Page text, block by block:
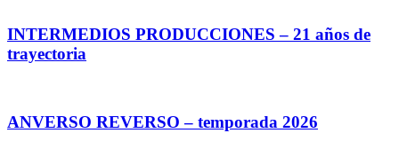
INTERMEDIOS PRODUCCIONES – 21 años de
trayectoria
ANVERSO REVERSO – temporada 2026